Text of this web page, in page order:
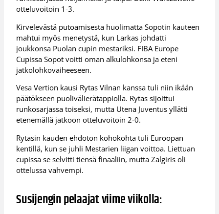
otteluvoitoin 1-3.
Kirvelevästä putoamisesta huolimatta Sopotin kauteen
mahtui myös menetystä, kun Larkas johdatti
joukkonsa Puolan cupin mestariksi. FIBA Europe
Cupissa Sopot voitti oman alkulohkonsa ja eteni
jatkolohkovaiheeseen.
Vesa Vertion kausi Rytas Vilnan kanssa tuli niin ikään
päätökseen puolivälierätappiolla. Rytas sijoittui
runkosarjassa toiseksi, mutta Utena Juventus yllätti
etenemällä jatkoon otteluvoitoin 2-0.
Rytasin kauden ehdoton kohokohta tuli Euroopan
kentillä, kun se juhli Mestarien liigan voittoa. Liettuan
cupissa se selvitti tiensä finaaliin, mutta Zalgiris oli
ottelussa vahvempi.
Susijengin pelaajat viime viikolla: